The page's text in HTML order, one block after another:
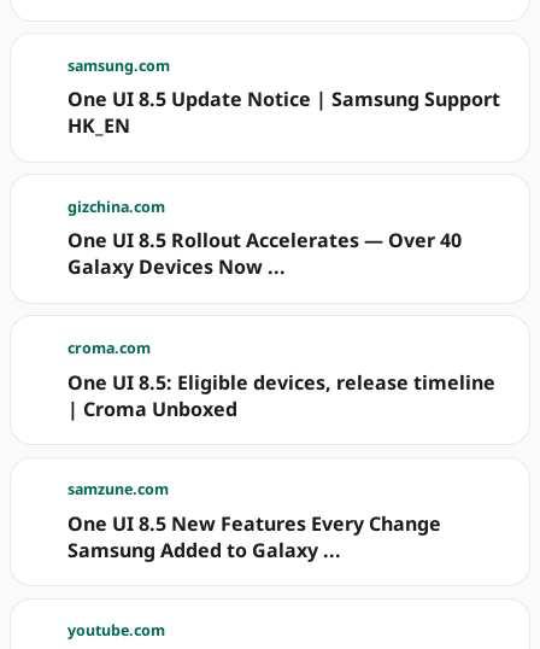
samsung.com
One UI 8.5 Update Notice | Samsung Support
HK_EN
gizchina.com
One UI 8.5 Rollout Accelerates — Over 40
Galaxy Devices Now ...
croma.com
One UI 8.5: Eligible devices, release timeline
| Croma Unboxed
samzune.com
One UI 8.5 New Features Every Change
Samsung Added to Galaxy ...
youtube.com